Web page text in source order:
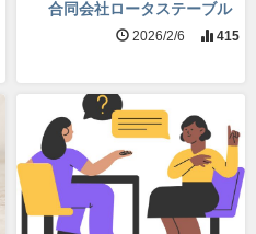
合同会社ロータステーブル
2026/2/6 415